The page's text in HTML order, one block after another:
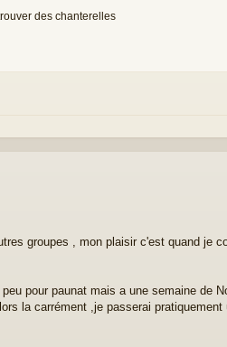
des chanterelles
groupes , mon plaisir c'est quand je
pour paunat mais a une semaine de
la carrément ,je passerai pratiquement